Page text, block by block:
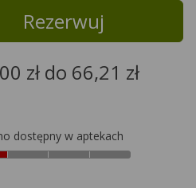
Rezerwuj
zł do 66,21 zł
dostępny w aptekach